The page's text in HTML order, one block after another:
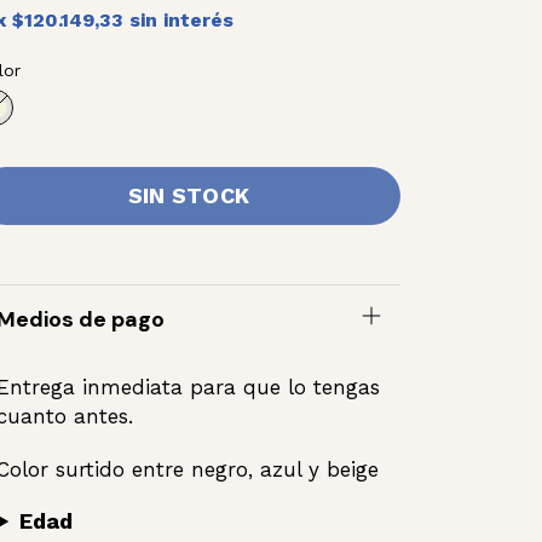
$120.149,33 sin interés
de pago
inmediata para que lo tengas
antes.
surtido entre negro, azul y beige
Edad